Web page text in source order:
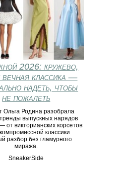
2026: кружево,
вечная классика —
надеть, чтобы
не пожалеть
Ольга Родина разобрала
выпускных нарядов
от викторианских корсетов
классики.
разбор без гламурного
миража.
SneakerSide